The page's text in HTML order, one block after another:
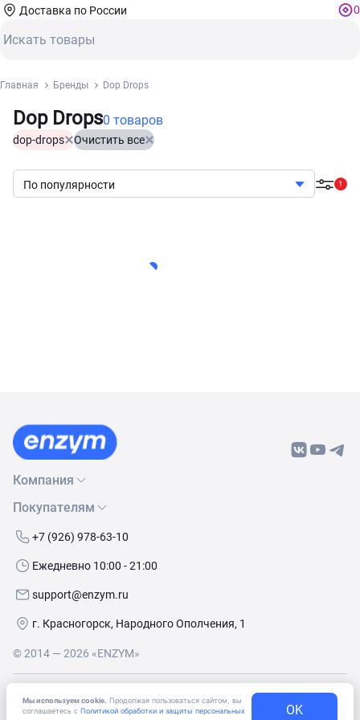
Мы используем cookie. Продолжая пользоваться сайтом, вы
соглашаетесь с Политикой обработки и защиты персональных
OK
Доставка по России 0
Главная Бренды Dop Drops
Dop Drops0 товаров
dop-drops Очистить все
По популярности 1
Компания
О нас
Бренды
Покупателям
Как сделать заказ
Условия доставки
+7 (926) 978-63-10
Ежедневно 10:00 - 21:00
support@enzym.ru
г. Красногорск, Народного Ополчения, 1
© 2014 — 2026 «ENZYM»
на получение рекламно-информационных
материалов